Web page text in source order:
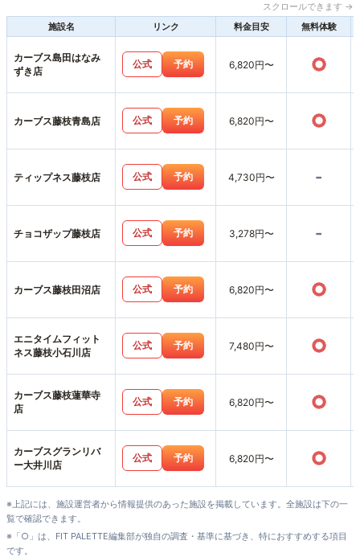
スクロールできます →
施設名
リンク 料金目安 無料体験
カーブス島田はなみ
ずき店
公式 予約 6,820円〜 ○
カーブス藤枝青島店 公式 予約 6,820円〜 ○
ティップネス藤枝店 公式 予約 4,730円〜 -
チョコザップ藤枝店 公式 予約 3,278円〜 -
カーブス藤枝田沼店 公式 予約 6,820円〜 ○
エニタイムフィット
ネス藤枝小石川店
公式 予約 7,480円〜 ○
カーブス藤枝蓮華寺
店
公式 予約 6,820円〜 ○
カーブスグランリバ
ー大井川店
公式 予約 6,820円〜 ○
※上記には、施設運営者から情報提供のあった施設を掲載しています。全施設は下の一
覧で確認できます。
※「○」は、FIT PALETTE編集部が独自の調査・基準に基づき、特におすすめする項目
です。